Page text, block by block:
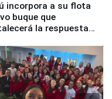
incorpora a su flota
buque que
la respuesta